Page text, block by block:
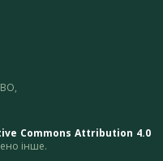
Commons Attribution 4.0
інше.